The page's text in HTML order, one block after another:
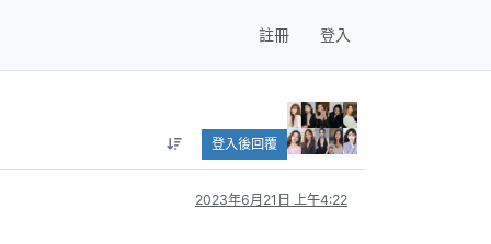
註冊 登入
登入後回覆
2023年6月21日 上午4:22